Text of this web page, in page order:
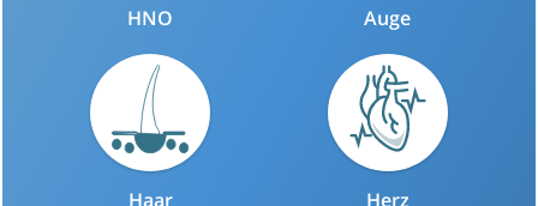
HNO Auge
Haar Herz